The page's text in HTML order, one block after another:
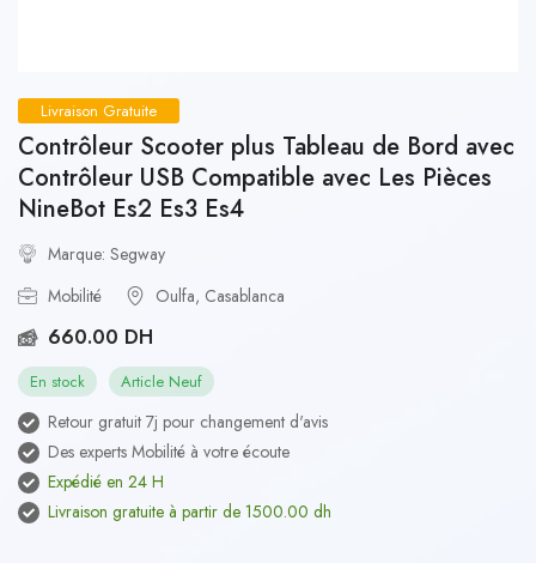
Livraison Gratuite
Contrôleur Scooter plus Tableau de Bord avec
Contrôleur USB Compatible avec Les Pièces
NineBot Es2 Es3 Es4
Marque: Segway
Mobilité
Oulfa, Casablanca
660.00 DH
En stock Article Neuf
Retour gratuit 7j pour changement d'avis
Des experts Mobilité à votre écoute
Expédié en 24 H
Livraison gratuite à partir de 1500.00 dh